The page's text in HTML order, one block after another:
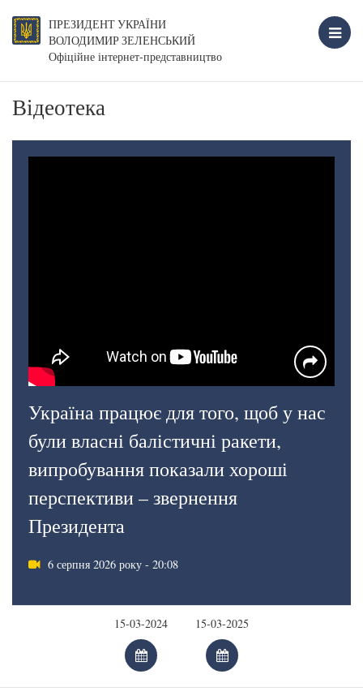
ПРЕЗИДЕНТ УКРАЇНИ
ВОЛОДИМИР ЗЕЛЕНСЬКИЙ
Офіційне інтернет-представництво
Відеотека
Україна працює для того, щоб у нас
були власні балістичні ракети,
випробування показали хороші
перспективи – звернення
Президента
6 серпня 2026 року - 20:08